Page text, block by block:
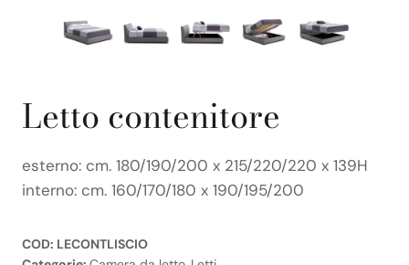
Letto contenitore
esterno: cm. 180/190/200 x 215/220/220 x 139H
interno: cm. 160/170/180 x 190/195/200
COD: LECONTLISCIO